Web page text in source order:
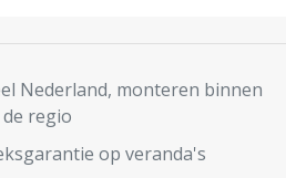
Nederland, monteren binnen
de regio
op veranda's